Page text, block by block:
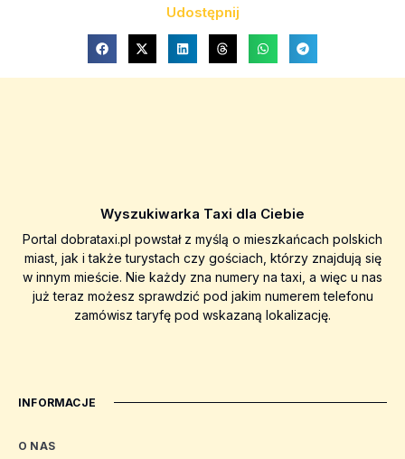
Udostępnij
Wyszukiwarka Taxi dla Ciebie
Portal dobrataxi.pl powstał z myślą o mieszkańcach polskich
miast, jak i także turystach czy gościach, którzy znajdują się
w innym mieście. Nie każdy zna numery na taxi, a więc u nas
już teraz możesz sprawdzić pod jakim numerem telefonu
zamówisz taryfę pod wskazaną lokalizację.
INFORMACJE
O NAS